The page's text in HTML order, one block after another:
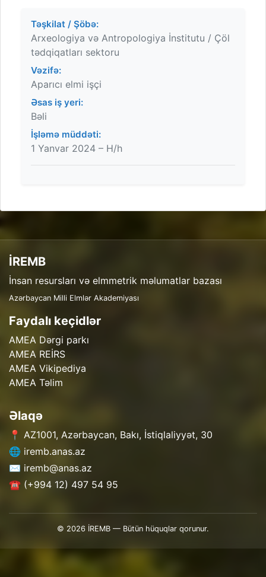
Təşkilat / Şöbə:
Arxeologiya və Antropologiya İnstitutu / Çöl
tədqiqatları sektoru
Vəzifə:
Aparıcı elmi işçi
Əsas iş yeri:
Bəli
İşləmə müddəti:
1 Yanvar 2024 – H/h
İREMB
İnsan resursları və elmmetrik məlumatlar bazası
Azərbaycan Milli Elmlər Akademiyası
Faydalı keçidlər
AMEA Dərgi parkı
AMEA REİRS
AMEA Vikipediya
AMEA Təlim
Əlaqə
📍 AZ1001, Azərbaycan, Bakı, İstiqlaliyyət, 30
🌐 iremb.anas.az
✉️ iremb@anas.az
☎️ (+994 12) 497 54 95
© 2026 İREMB — Bütün hüquqlar qorunur.